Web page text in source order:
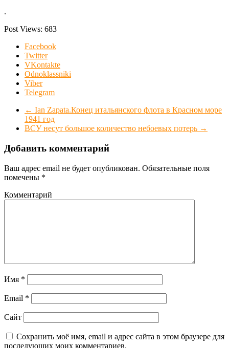
.
Post Views: 683
Facebook
Twitter
VKontakte
Odnoklassniki
Viber
Telegram
← Ian Zapata.Конец итальянского флота в Красном море
1941 год
ВСУ несут большое количество небоевых потерь →
Добавить комментарий
Ваш адрес email не будет опубликован. Обязательные поля
помечены *
Комментарий
Имя *
Email *
Сайт
Сохранить моё имя, email и адрес сайта в этом браузере для
последующих моих комментариев.